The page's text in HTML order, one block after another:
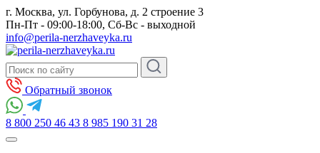
г. Москва, ул. Горбунова, д. 2 строение 3
Пн-Пт - 09:00-18:00, Сб-Вс - выходной
info@perila-nerzhaveyka.ru
Обратный звонок
8 800 250 46 43 8 985 190 31 28